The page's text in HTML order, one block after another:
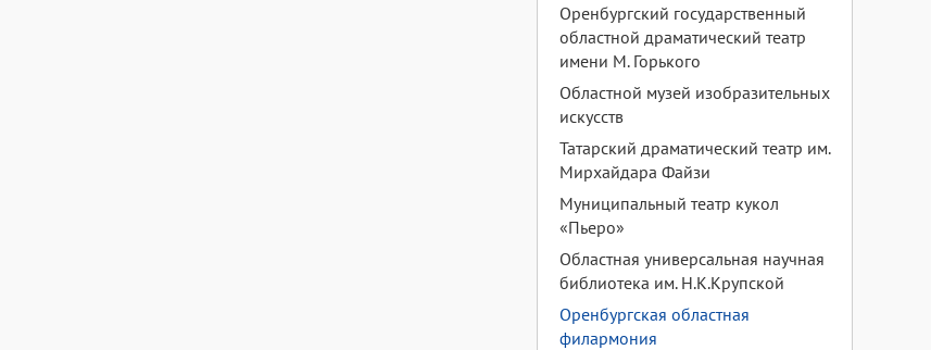
Оренбургский государственный
областной драматический театр
имени М. Горького
Областной музей изобразительных
искусств
Татарский драматический театр им.
Мирхайдара Файзи
Муниципальный театр кукол
«Пьеро»
Областная универсальная научная
библиотека им. Н.К.Крупской
Оренбургская областная
филармония